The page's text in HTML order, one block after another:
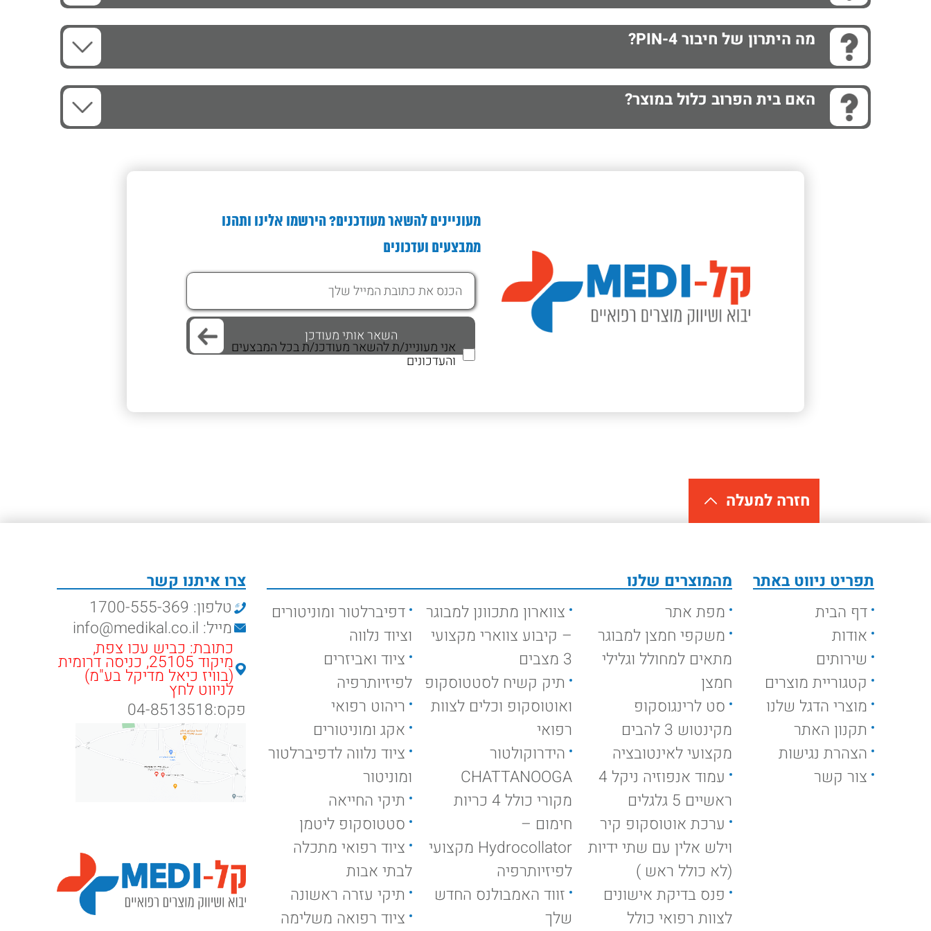
מה היתרון של חיבור 4-PIN?
האם בית הפרוב כלול במוצר?
מעוניינים להשאר מעודכנים? הירשמו אלינו ותהנו
ממבצעים ועדכונים
אני מעוניינ/ת להשאר מעודכנ/ת בכל המבצעים
והעדכונים
חזרה למעלה
תפריט ניווט באתר
דף הבית
אודות
שירותים
קטגוריית מוצרים
מוצרי הדגל שלנו
תקנון האתר
הצהרת נגישות
צור קשר
מהמוצרים שלנו
מפת אתר
משקפי חמצן למבוגר
מתאים למחולל וגלילי
חמצן
סט לרינגוסקופ
מקינטוש 3 להבים
מקצועי לאינטובציה
עמוד אנפוזיה ניקל 4
ראשיים 5 גלגלים
ערכת אוטוסקופ קיר
וילש אלין עם שתי ידיות
(לא כולל ראש )
פנס בדיקת אישונים
לצוות רפואי כולל
צווארון מתכוונן למבוגר
– קיבוע צווארי מקצועי
3 מצבים
תיק קשיח לסטטוסקופ
ואוטוסקופ וכלים לצוות
רפואי
הידרוקולטור
CHATTANOOGA
מקורי כולל 4 כריות
חימום –
Hydrocollator מקצועי
לפיזיותרפיה
זווד האמבולנס החדש
שלך
דפיברלטור ומוניטורים
וציוד נלווה
ציוד ואביזרים
לפיזיותרפיה
ריהוט רפואי
אקג ומוניטורים
ציוד נלווה לדפיברלטור
ומוניטור
תיקי החייאה
סטטוסקופ ליטמן
ציוד רפואי מתכלה
לבתי אבות
תיקי עזרה ראשונה
ציוד רפואה משלימה
צרו איתנו קשר
טלפון: 1700-555-369
מייל: info@medikal.co.il
כתובת: כביש עכו צפת,
מיקוד 25105, כניסה דרומית
(בוויז כיאל מדיקל בע"מ)
לניווט לחץ
פקס:04-8513518